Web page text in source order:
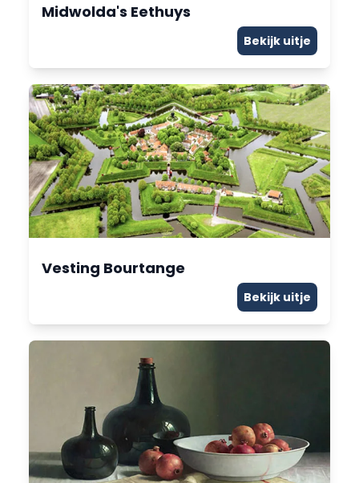
Midwolda's Eethuys
Bekijk uitje
Vesting Bourtange
Bekijk uitje